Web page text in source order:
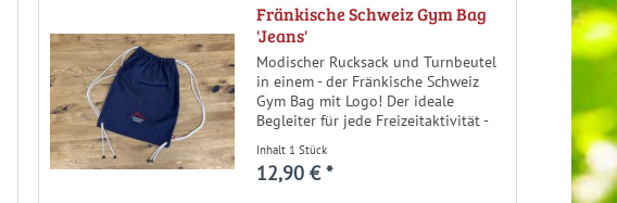
Fränkische Schweiz Gym Bag
'Jeans'
Modischer Rucksack und Turnbeutel
in einem - der Fränkische Schweiz
Gym Bag mit Logo! Der ideale
Begleiter für jede Freizeitaktivität -
- mit ihm lässt sich natürlich auch in
den Metropolen dieser...
Inhalt 1 Stück
12,90 € *